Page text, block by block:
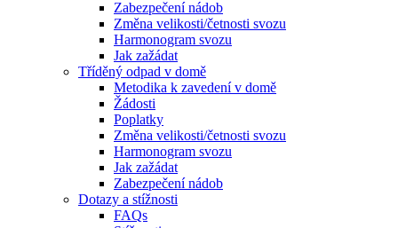
Zabezpečení nádob
Změna velikosti/četnosti svozu
Harmonogram svozu
Jak zažádat
Tříděný odpad v domě
Metodika k zavedení v domě
Žádosti
Poplatky
Změna velikosti/četnosti svozu
Harmonogram svozu
Jak zažádat
Zabezpečení nádob
Dotazy a stížnosti
FAQs